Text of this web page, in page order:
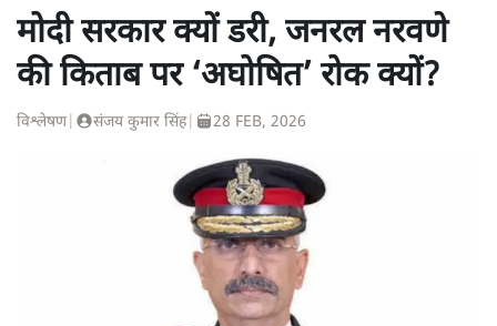
मोदी सरकार क्यों डरी, जनरल नरवणे
की किताब पर ‘अघोषित’ रोक क्यों?
विश्लेषण| संजय कुमार सिंह| 28 FEB, 2026